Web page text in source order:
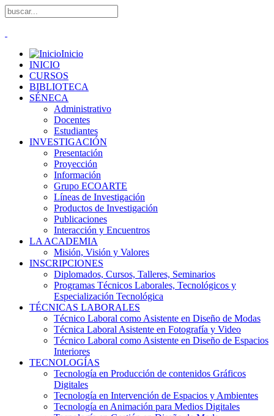
Inicio
INICIO
CURSOS
BIBLIOTECA
SÉNECA
Administrativo
Docentes
Estudiantes
INVESTIGACIÓN
Presentación
Proyección
Información
Grupo ECOARTE
Líneas de Investigación
Productos de Investigación
Publicaciones
Interacción y Encuentros
LA ACADEMIA
Misión, Visión y Valores
INSCRIPCIONES
Diplomados, Cursos, Talleres, Seminarios
Programas Técnicos Laborales, Tecnológicos y
Especialización Tecnológica
TÉCNICAS LABORALES
Técnico Laboral como Asistente en Diseño de Modas
Técnica Laboral Asistente en Fotografía y Video
Técnico Laboral como Asistente en Diseño de Espacios
Interiores
TECNOLOGÍAS
Tecnología en Producción de contenidos Gráficos
Digitales
Tecnología en Intervención de Espacios y Ambientes
Tecnología en Animación para Medios Digitales